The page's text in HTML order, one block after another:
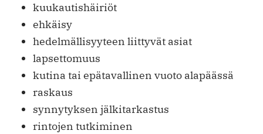
kuukautishäiriöt
ehkäisy
hedelmällisyyteen liittyvät asiat
lapsettomuus
kutina tai epätavallinen vuoto alapäässä
raskaus
synnytyksen jälkitarkastus
rintojen tutkiminen